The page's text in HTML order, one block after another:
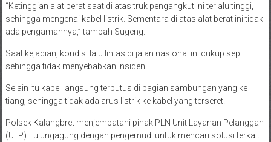
“Ketinggian alat berat saat di atas truk pengangkut ini terlalu tinggi,
sehingga mengenai kabel listrik. Sementara di atas alat berat ini tidak
ada pengamannya,” tambah Sugeng.
Saat kejadian, kondisi lalu lintas di jalan nasional ini cukup sepi
sehingga tidak menyebabkan insiden.
Selain itu kabel langsung terputus di bagian sambungan yang ke
tiang, sehingga tidak ada arus listrik ke kabel yang terseret.
Polsek Kalangbret menjembatani pihak PLN Unit Layanan Pelanggan
(ULP) Tulungagung dengan pengemudi untuk mencari solusi terkait